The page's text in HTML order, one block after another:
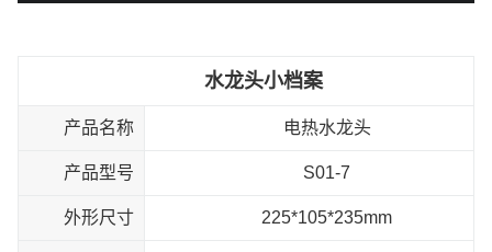
水龙头小档案
产品名称 电热水龙头
产品型号 S01-7
外形尺寸 225*105*235mm